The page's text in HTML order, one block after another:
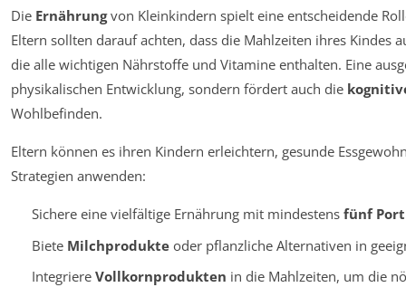
Die Ernährungvon Kleinkindern spielt eine entscheidende
Eltern sollten darauf achten, dass die Mahlzeiten ihres Kindes
die alle wichtigen Nährstoffe und Vitamine enthalten. Eine
physikalischen Entwicklung, sondern fördert auch die
Wohlbefinden.
Eltern können es ihren Kindern erleichtern, gesunde
Strategien anwenden:
Sichere eine vielfältige Ernährung mit mindestens fünf
Biete Milchprodukteoder pflanzliche Alternativen in
Integriere Vollkornprodukten in die Mahlzeiten, um die